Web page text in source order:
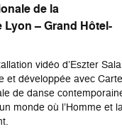
de la
– Grand Hôtel-
vidéo d’Eszter
et développée avec
de danse
monde où l’Homme et